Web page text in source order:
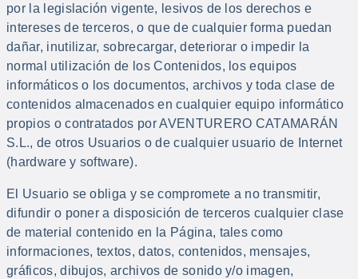
por la legislación vigente, lesivos de los derechos e
intereses de terceros, o que de cualquier forma puedan
dañar, inutilizar, sobrecargar, deteriorar o impedir la
normal utilización de los Contenidos, los equipos
informáticos o los documentos, archivos y toda clase de
contenidos almacenados en cualquier equipo informático
propios o contratados por AVENTURERO CATAMARÁN
S.L., de otros Usuarios o de cualquier usuario de Internet
(hardware y software).
El Usuario se obliga y se compromete a no transmitir,
difundir o poner a disposición de terceros cualquier clase
de material contenido en la Página, tales como
informaciones, textos, datos, contenidos, mensajes,
gráficos, dibujos, archivos de sonido y/o imagen,